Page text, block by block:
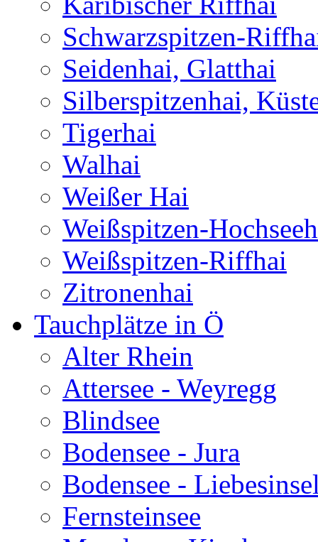
Schwarzspitzen-
Seidenhai, Glatthai
Silberspitzenhai,
Tigerhai
Walhai
Weißer Hai
Weißspitzen-
Weißspitzen-Riffhai
Zitronenhai
Tauchplätze in Ö
Alter Rhein
Attersee - Weyregg
Blindsee
Bodensee - Jura
Bodensee -
Fernsteinsee